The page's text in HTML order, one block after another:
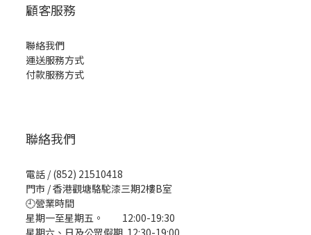
顧客服務
聯絡我們
運送服務方式
付款服務方式
聯絡我們
電話 / (852) 21510418
門市 / 香港觀塘駱駝漆三期2樓B室
🕘營業時間
星期一至星期五。 12:00-19:30
星期六、日及公眾假期 12:30-19:00